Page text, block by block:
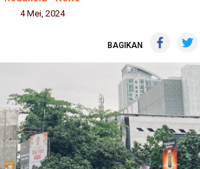
4 Mei, 2024
BAGIKAN